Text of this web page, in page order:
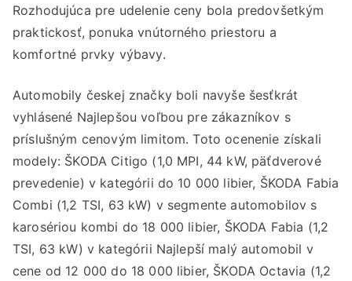
Rozhodujúca pre udelenie ceny bola predovšetkým
praktickosť, ponuka vnútorného priestoru a
komfortné prvky výbavy.
Automobily českej značky boli navyše šesťkrát
vyhlásené Najlepšou voľbou pre zákazníkov s
príslušným cenovým limitom. Toto ocenenie získali
modely: ŠKODA Citigo (1,0 MPI, 44 kW, päťdverové
prevedenie) v kategórii do 10 000 libier, ŠKODA Fabia
Combi (1,2 TSI, 63 kW) v segmente automobilov s
karosériou kombi do 18 000 libier, ŠKODA Fabia (1,2
TSI, 63 kW) v kategórii Najlepší malý automobil v
cene od 12 000 do 18 000 libier, ŠKODA Octavia (1,2